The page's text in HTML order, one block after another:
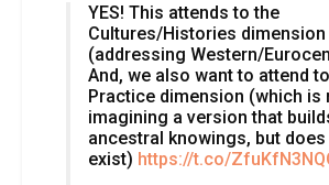
YES! This attends to the
Cultures/Histories dimension
(addressing Western/
And, we also want to attend
Practice dimension (which is
imagining a version that
ancestral knowings, but
exist) https://t.co/